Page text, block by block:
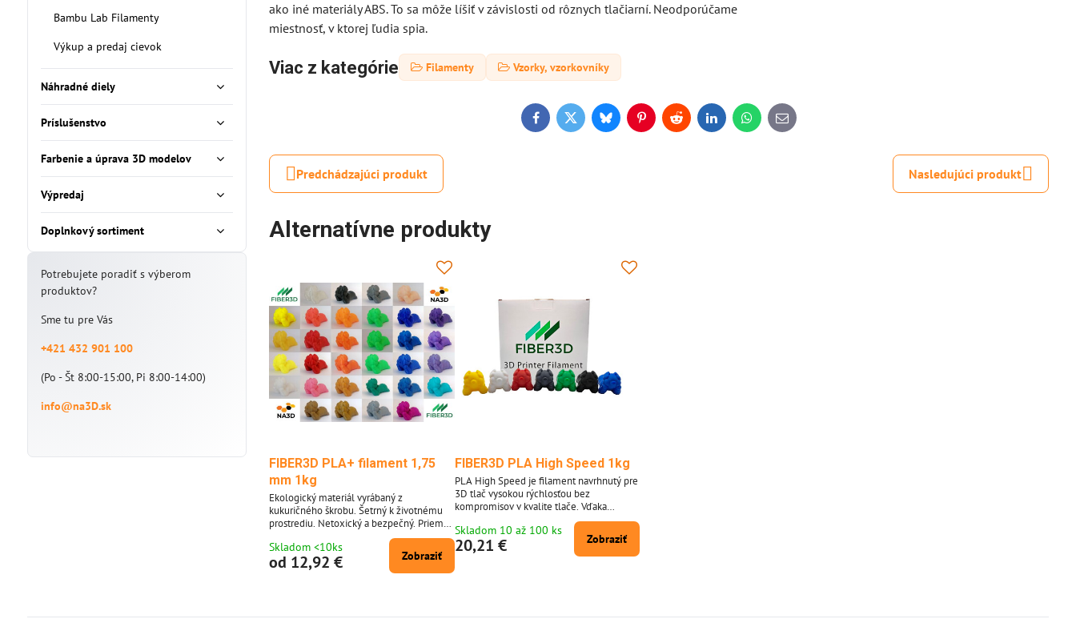
ako iné materiály ABS. To sa môže líšiť v závislosti od rôznych tlačiarní. Neodporúčame
miestnosť, v ktorej ľudia spia.
Viac z kategórie Filamenty Vzorky, vzorkovníky
FacebookTwitterBlueskyPinterestRedditLinkedInWhatsApp
E-
mail
Predchádzajúci produkt Nasledujúci produkt
Alternatívne produkty
FIBER3D PLA+ filament 1,75
mm 1kg
Ekologický materiál vyrábaný z
kukuričného škrobu. Šetrný k životnému
prostrediu. Netoxický a bezpečný. Priemer
filamentu: 1,75 mm ± 0,02 mm. Balenie 1
kg - obsahuje cca 335 m struny s
priemerom 1,75 mm. Dodávaný v širokej
škále farieb 38 odtieňov. PLA materiál
Skladom <10ks
od 12,92 € Zobraziť
FIBER3D PLA High Speed 1kg
PLA High Speed ​​je filament navrhnutý pre
3D tlač vysokou rýchlosťou bez
kompromisov v kvalite tlače. Vďaka
svojmu vylepšenému zloženiu umožňuje
dosahovať rýchlosť tlače až 100 mm/s, a to
pri zachovaní hladkého povrchu, presných
detailov a pevného spojenia medzi
vrstvami.
Skladom 10 až 100 ks
20,21 € Zobraziť
Bambu Lab Filamenty
Výkup a predaj cievok
Náhradné diely
Príslušenstvo
Farbenie a úprava 3D modelov
Výpredaj
Doplnkový sortiment
Potrebujete poradiť s výberom
produktov?
Sme tu pre Vás
+421 432 901 100
(Po - Št 8:00-15:00, Pi 8:00-14:00)
info@na3D.sk